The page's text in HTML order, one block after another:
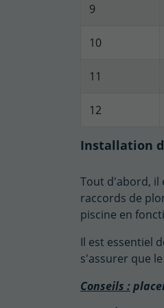
9
10
11
12
Installation
Tout d'abord, il
raccords de
piscine en
Il est essentiel
s'assurer que
Conseils :